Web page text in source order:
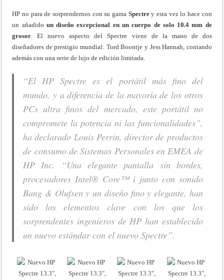
HP no para de sorprendernos con su gama Spectrey esta vez lo hace con
un añadido un diseño excepcional en un cuerpo de solo 10.4 mm de
grosor. El nuevo aspecto del Spectre viene de la mano de dos
diseñadores de prestigio mundial: Tord Boontje y Jess Hannah, contando
además con una serie de lujo de edición limitada.
“El HP Spectre es el portátil más fino del
mundo, y a diferencia de la mayoría de los otros
PCs ultra finos del mercado, este portátil no
compromete la potencia ni las funcionalidades”,
ha declarado Louis Perrin, director de productos
de consumo de Sistemas Personales en EMEA de
HP Inc.
“Una elegante pantalla sin bordes,
procesadores Intel® Core™ i junto con sonido
Bang & Olufsen y un diseño fino y elegante, han
sido los elementos clave con los que los
sorprendentes ingenieros de HP han establecido
un nuevo estándar con el nuevo Spectre”.